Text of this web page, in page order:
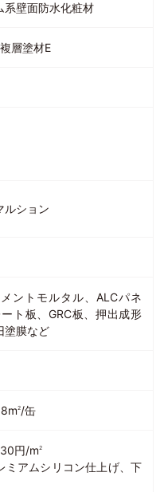
系壁面防水化粧材
層塗材E
ルション
ントモルタル、ALCパネ
ト板、GRC板、押出成形
塗膜など
2/缶
円/m2
ミアムシリコン仕上げ、下